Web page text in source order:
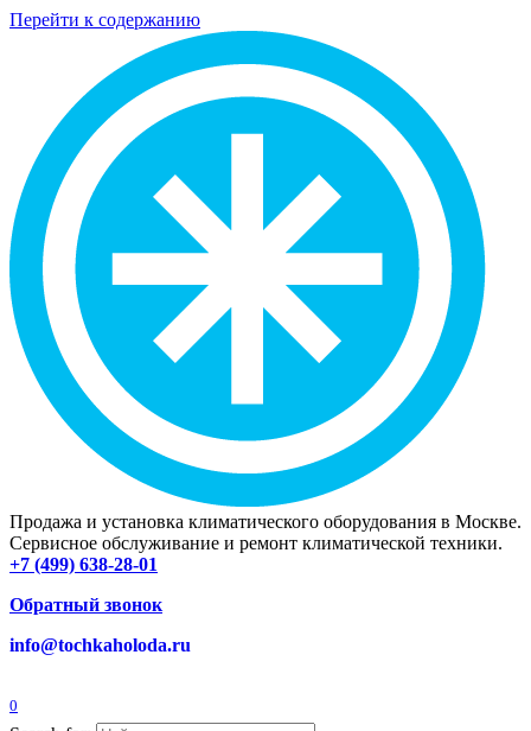
Перейти к содержанию
Продажа и установка климатического оборудования в Москве.
Сервисное обслуживание и ремонт климатической техники.
+7 (499) 638-28-01
Обратный звонок
info@tochkaholoda.ru
0